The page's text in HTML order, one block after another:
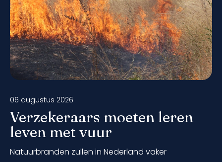
06 augustus 2026
Verzekeraars moeten leren
leven met vuur
Natuurbranden zullen in Nederland vaker